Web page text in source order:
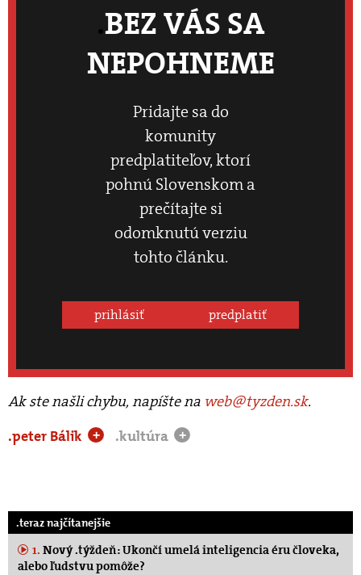
BEZ VÁS SA
NEPOHNEME
Pridajte sa do
komunity
predplatiteľov, ktorí
pohnú Slovenskom a
prečítajte si
odomknutú verziu
tohto článku.
prihlásiť predplatiť
Ak ste našli chybu, napíšte na web@tyzden.sk.
.peter Bálik
+ .kultúra +
.teraz najčítanejšie
1. Nový .týždeň: Ukončí umelá inteligencia éru človeka,
alebo ľudstvu pomôže?